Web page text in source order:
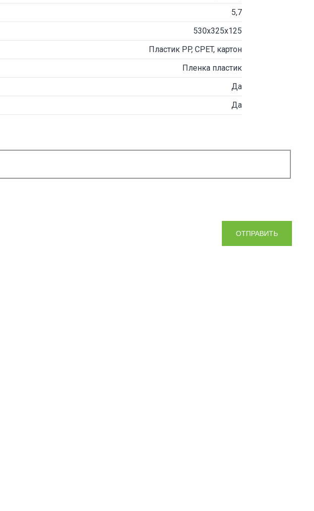
5,7
530x325х125
Пластик PP, CPET, картон
Пленка пластик
Да
Да
ОТПРАВИТЬ